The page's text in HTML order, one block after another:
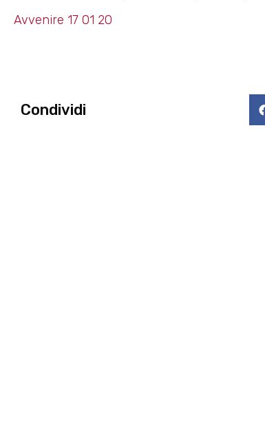
Avvenire 17 01 20
Condividi